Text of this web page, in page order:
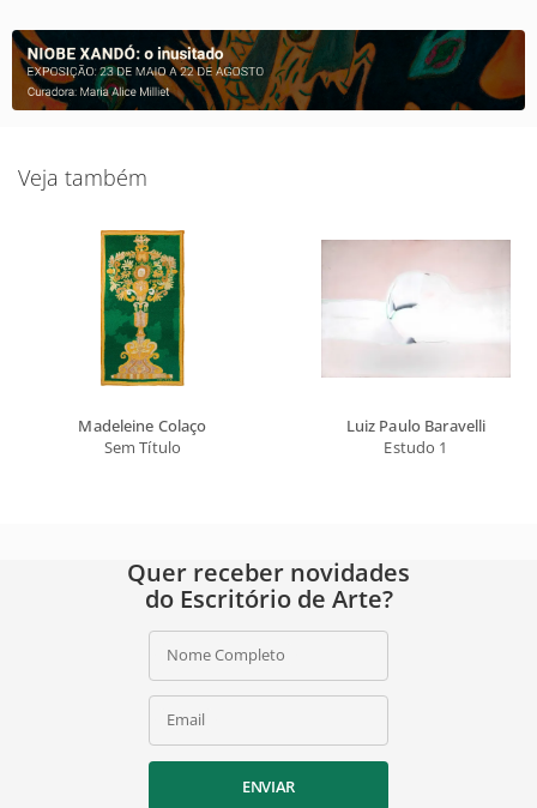
Veja também
Madeleine Colaço
Sem Título
Luiz Paulo Baravelli
Estudo 1
Quer receber novidades
do Escritório de Arte?
Nome Completo
Email
ENVIAR